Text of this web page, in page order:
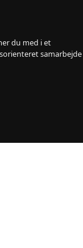
du med i et
samarbejde